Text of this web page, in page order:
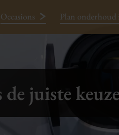
024-3440424
Occasions Plan onderhoud
juiste